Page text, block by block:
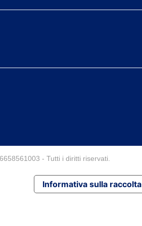
- Tutti i diritti riservati.
Informativa sulla raccolta